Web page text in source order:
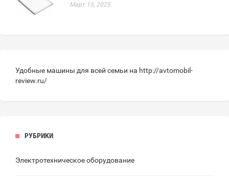
Март 15, 2025
Удобные машины для всей семьи на http://avtomobil-
review.ru/
РУБРИКИ
Электротехническое оборудование